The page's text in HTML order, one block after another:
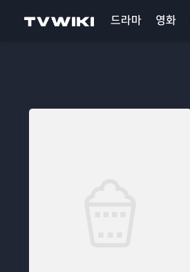
드라마 영화